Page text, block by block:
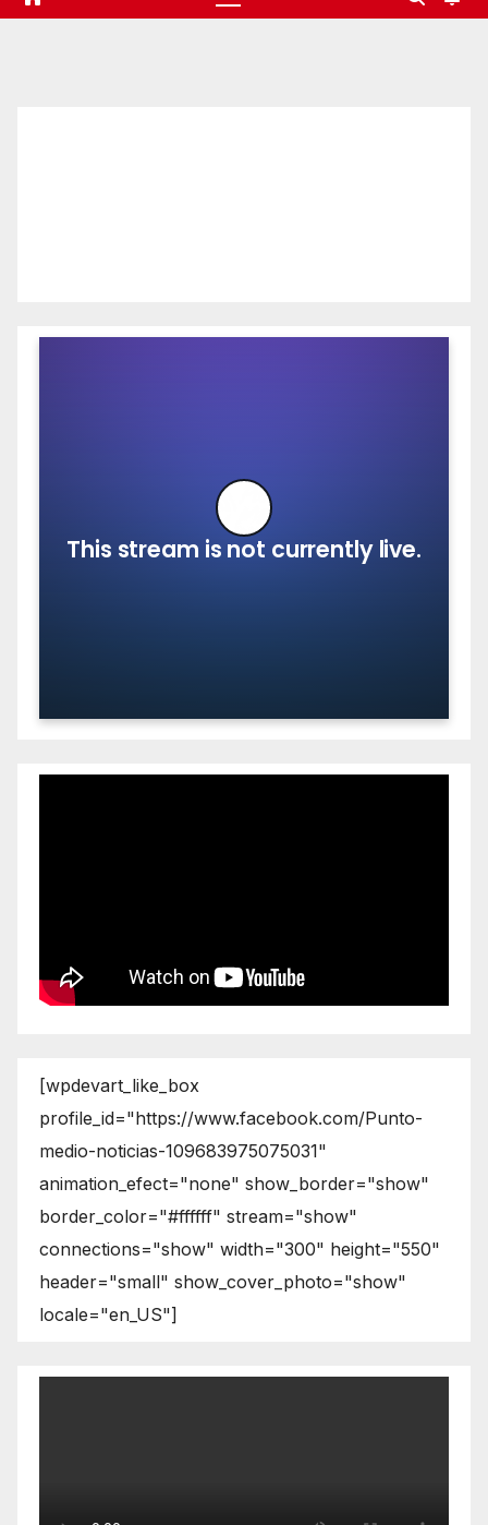
[wpdevart_like_box
profile_id="https://www.facebook.com/Punto-
medio-noticias-109683975075031"
animation_efect="none" show_border="show"
border_color="#ffffff" stream="show"
connections="show" width="300" height="550"
header="small" show_cover_photo="show"
locale="en_US"]